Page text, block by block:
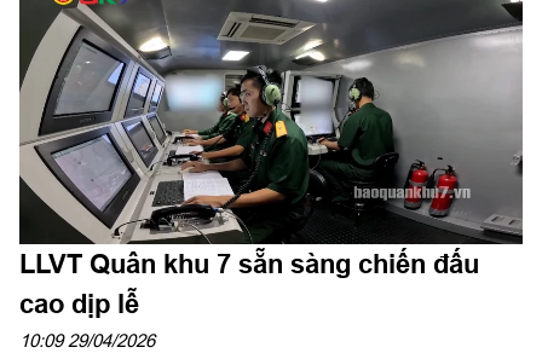
bảo vệ Tổ quốc.
LLVT Quân khu 7 sẵn sàng chiến đấu
cao dịp lễ
10:09 29/04/2026